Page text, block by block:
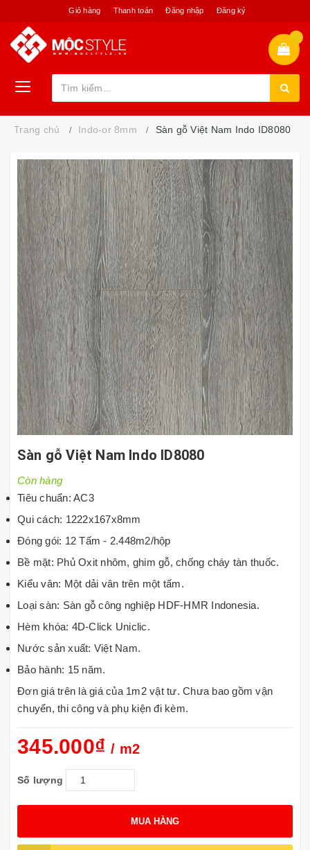
Giỏ hàng Thanh toán Đăng nhập Đăng ký
Trang chủ Indo-or 8mm Sàn gỗ Việt Nam Indo ID8080
Sàn gỗ Việt Nam Indo ID8080
Còn hàng
Tiêu chuẩn: AC3
Qui cách: 1222x167x8mm
Đóng gói: 12 Tấm - 2.448m2/hộp
Bề mặt: Phủ Oxit nhôm, ghim gỗ, chống cháy tàn thuốc.
Kiểu vân: Một dải vân trên một tấm.
Loại sàn: Sàn gỗ công nghiệp HDF-HMR Indonesia.
Hèm khóa: 4D-Click Uniclic.
Nước sản xuất: Việt Nam.
Bảo hành: 15 năm.
Đơn giá trên là giá của 1m2 vật tư. Chưa bao gồm vận
chuyển, thi công và phụ kiện đi kèm.
345.000₫/ m2
Số lượng
MUA HÀNG